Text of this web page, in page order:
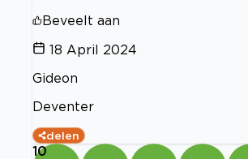
Beveelt aan
18 April 2024
Gideon
Deventer
delen
10